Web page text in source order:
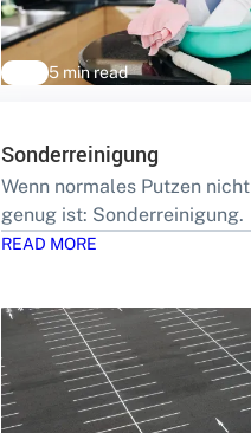
5 min read
Sonderreinigung
Wenn normales Putzen nicht
genug ist: Sonderreinigung.
READ MORE